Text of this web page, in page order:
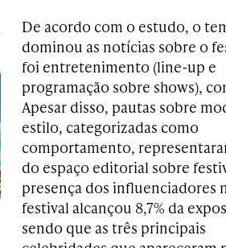
De acordo com o estudo, o
dominou as notícias sobre o
foi entretenimento (line-up e
programação sobre shows),
Apesar disso, pautas sobre
estilo, categorizadas como
comportamento,
do espaço editorial sobre
presença dos influenciadores
festival alcançou 8,7% da
sendo que as três principais